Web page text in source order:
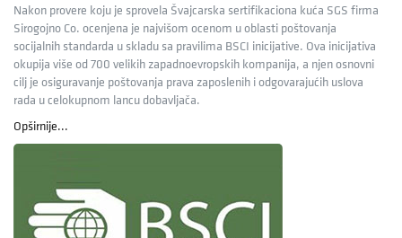
Nakon provere koju je sprovela Švajcarska sertifikaciona kuća SGS firma
Sirogojno Co. ocenjena je najvišom ocenom u oblasti poštovanja
socijalnih standarda u skladu sa pravilima BSCI inicijative. Ova inicijativa
okupija više od 700 velikih zapadnoevropskih kompanija, a njen osnovni
cilj je osiguravanje poštovanja prava zaposlenih i odgovarajućih uslova
rada u celokupnom lancu dobavljača.
Opširnije...